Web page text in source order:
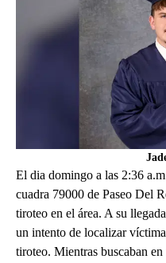
El dia domingo a las 2:36
cuadra 79000 de Paseo Del
tiroteo en el área. A su
un intento de localizar
tiroteo. Mientras buscaban